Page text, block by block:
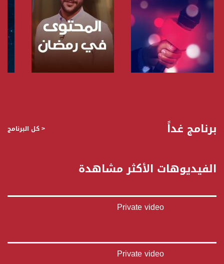
برنامج غداً < كل البرنامج
الفيديوهات الأكثر مشاهدة
Private video
Private video